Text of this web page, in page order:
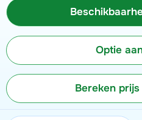
Optie
Bereken